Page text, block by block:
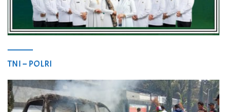
TNI – POLRI